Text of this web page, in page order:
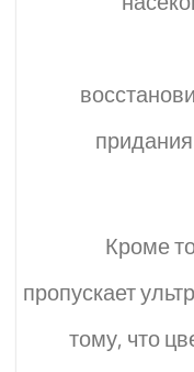
Кроме
пропускает
тому, что